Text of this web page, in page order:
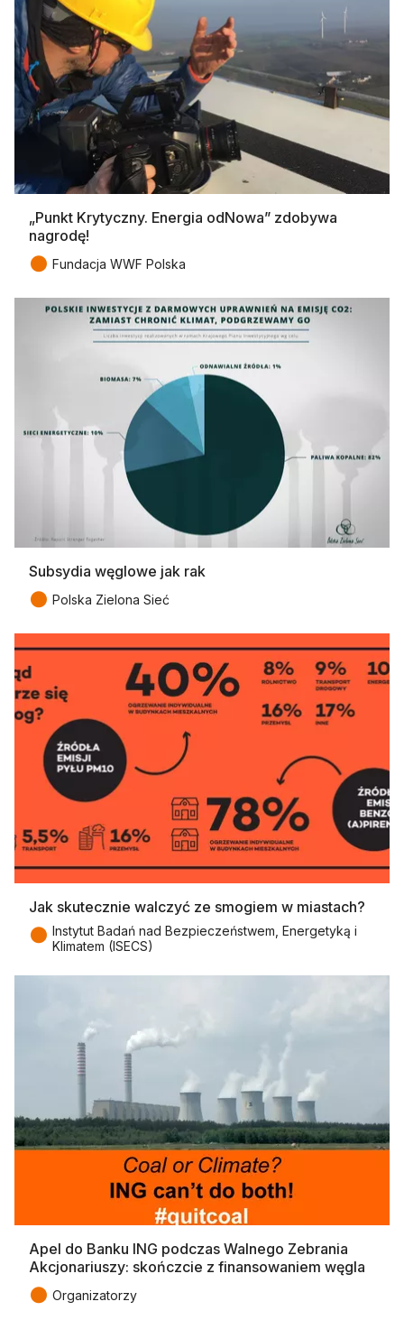
„Punkt Krytyczny. Energia odNowa” zdobywa
nagrodę!
● Fundacja WWF Polska
Subsydia węglowe jak rak
● Polska Zielona Sieć
Jak skutecznie walczyć ze smogiem w miastach?
● Instytut Badań nad Bezpieczeństwem, Energetyką i
Klimatem (ISECS)
Apel do Banku ING podczas Walnego Zebrania
Akcjonariuszy: skończcie z finansowaniem węgla
● Organizatorzy